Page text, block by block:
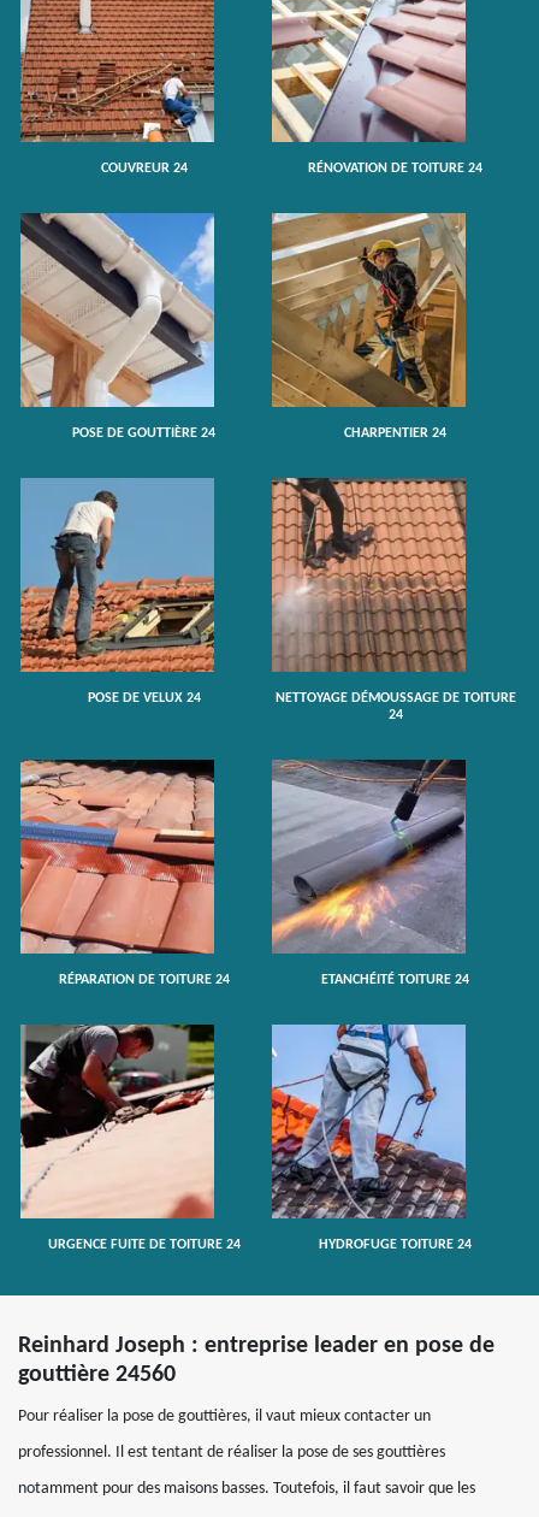
COUVREUR 24 RÉNOVATION DE TOITURE 24
POSE DE GOUTTIÈRE 24 CHARPENTIER 24
POSE DE VELUX 24
NETTOYAGE DÉMOUSSAGE DE TOITURE
24
RÉPARATION DE TOITURE 24 ETANCHÉITÉ TOITURE 24
URGENCE FUITE DE TOITURE 24 HYDROFUGE TOITURE 24
Reinhard Joseph : entreprise leader en pose de
gouttière 24560
Pour réaliser la pose de gouttières, il vaut mieux contacter un
professionnel. Il est tentant de réaliser la pose de ses gouttières
notamment pour des maisons basses. Toutefois, il faut savoir que les